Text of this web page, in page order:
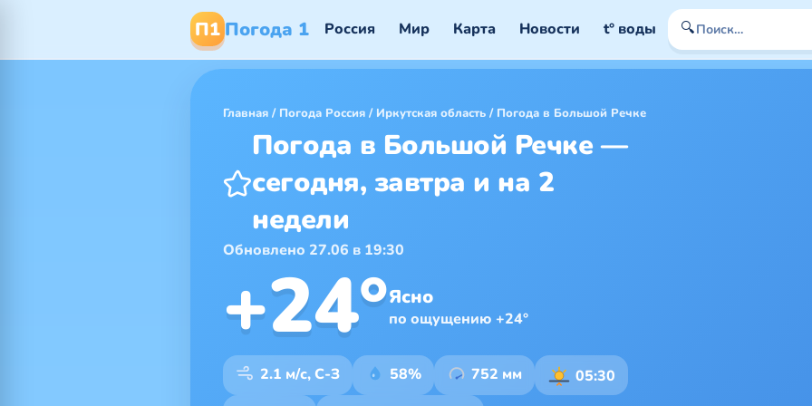
П1 Погода 1 Россия Мир Карта Новости t° воды 🔍
Главная / Погода Россия / Иркутская область / Погода в Большой Речке
Погода в Большой Речке —
сегодня, завтра и на 2
недели
Обновлено 27.06 в 19:30
+24°Ясно
по ощущению +24°
2.1 м/с, С-З 58% 752 мм
05:30